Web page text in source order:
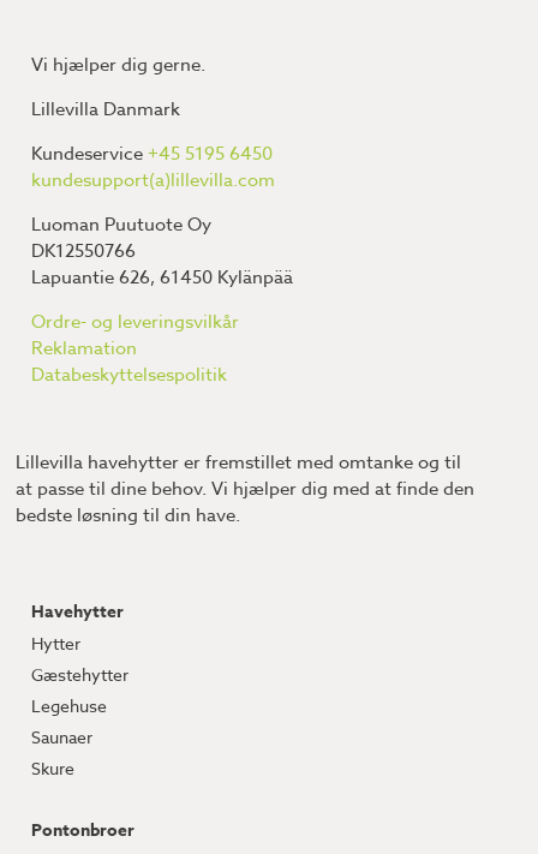
Vi hjælper dig gerne.
Lillevilla Danmark
Kundeservice+45 5195 6450
kundesupport(a)lillevilla.com
Luoman Puutuote Oy
DK12550766
Lapuantie 626, 61450 Kylänpää
Ordre- og leveringsvilkår
Reklamation
Databeskyttelsespolitik
Lillevilla havehytter er fremstillet med omtanke og til
at passe til dine behov. Vi hjælper dig med at finde den
bedste løsning til din have.
Havehytter
Hytter
Gæstehytter
Legehuse
Saunaer
Skure
Pontonbroer